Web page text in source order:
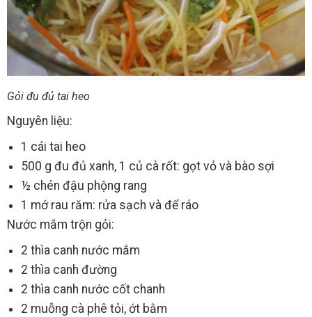
Gỏi đu đủ tai heo
Nguyên liệu:
1 cái tai heo
500 g đu đủ xanh, 1 củ cà rốt: gọt vỏ và bào sợi
½ chén đậu phộng rang
1 mớ rau răm: rửa sạch và để ráo
Nước mắm trộn gỏi:
2 thìa canh nước mắm
2 thìa canh đường
2 thìa canh nước cốt chanh
2 muỗng cà phê tỏi, ớt bằm